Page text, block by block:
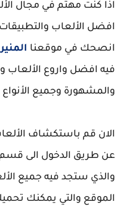
اذا كنت مهتم في مجال
افضل الألعاب
انصحك في موقعنا
فيه افضل واروع الألعاب
والمشهورة وجميع الأنواع
الان قم باستكشاف
عن طريق الدخول الى قسم
والذي ستجد فيه جميع
الموقع والتي يمكنك